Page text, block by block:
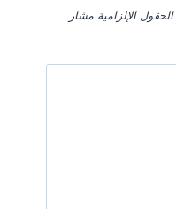
الحقول الإلزامية مشار